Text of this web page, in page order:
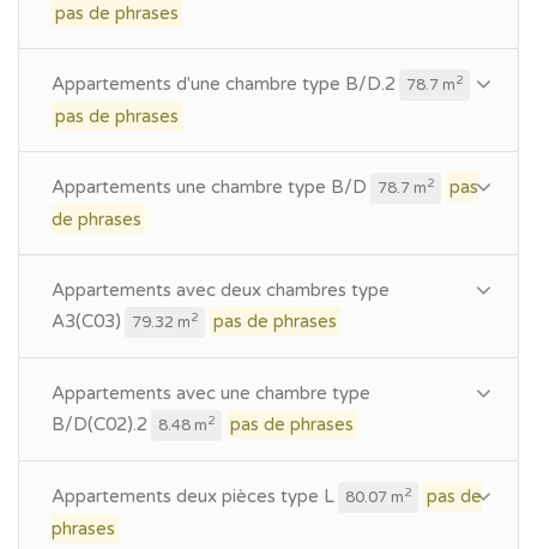
pas de phrases
Appartements d'une chambre type B/D.2 78.7 m2
pas de phrases
Appartements une chambre type B/D 78.7 m2
pas
de phrases
Appartements avec deux chambres type
A3(C03)
79.32 m2 pas de phrases
Appartements avec une chambre type
B/D(C02).2
8.48 m2 pas de phrases
Appartements deux pièces type L 80.07 m2
pas de
phrases